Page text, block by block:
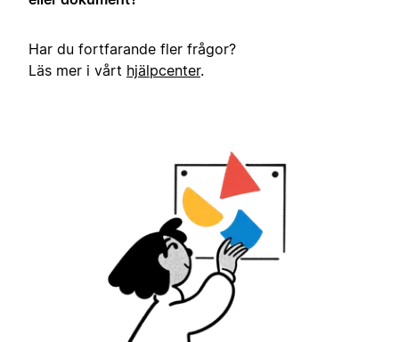
Har du fortfarande fler frågor?
Läs mer i vårt hjälpcenter.